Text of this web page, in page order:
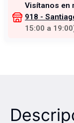
Visítanos en
918 -
15:00 a 19:00